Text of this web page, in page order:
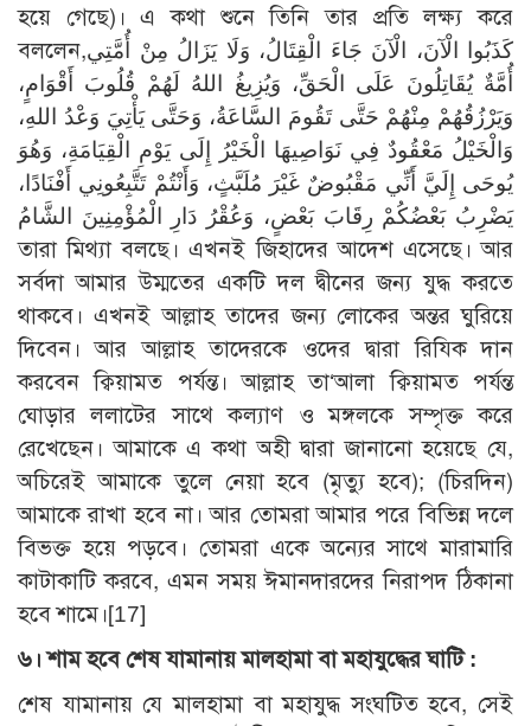
হয়ে গেছে)। এ কথা শুনে তিনি তার প্রতি লক্ষ্য করে
বললেন,كَذَبُوا الْآنَ، الْآنَ جَاءَ الْقِتَالُ، وَلَا يَزَالُ مِنْ أُمَّتِي
أُمَّةٌ يُقَاتِلُونَ عَلَى الْحَقِّ، وَيُزِيغُ اللهُ لَهُمْ قُلُوبَ أَقْوَامٍ،
وَيَرْزُقُهُمْ مِنْهُمْ حَتَّى تَقُومَ السَّاعَةُ، وَحَتَّى يَأْتِيَ وَعْدُ اللهِ،
وَالْخَيْلُ مَعْقُودٌ فِي نَوَاصِيهَا الْخَيْرُ إِلَى يَوْمِ الْقِيَامَةِ، وَهُوَ
يُوحَى إِلَيَّ أَنِّي مَقْبُوضٌ غَيْرَ مُلَبَّثٍ، وَأَنْتُمْ تَتَّبِعُونِي أَفْنَادًا،
يَضْرِبُ بَعْضُكُمْ رِقَابَ بَعْضٍ، وَعُقْرُ دَارِ الْمُؤْمِنِينَ الشَّامُ
তারা মিথ্যা বলছে। এখনই জিহাদের আদেশ এসেছে। আর
সর্বদা আমার উম্মতের একটি দল দ্বীনের জন্য যুদ্ধ করতে
থাকবে। এখনই আল্লাহ তাদের জন্য লোকের অন্তর ঘুরিয়ে
দিবেন। আর আল্লাহ তাদেরকে ওদের দ্বারা রিযিক দান
করবেন ক্বিয়ামত পর্যন্ত। আল্লাহ তা‘আলা ক্বিয়ামত পর্যন্ত
ঘোড়ার ললাটের সাথে কল্যাণ ও মঙ্গলকে সম্পৃক্ত করে
রেখেছেন। আমাকে এ কথা অহী দ্বারা জানানো হয়েছে যে,
অচিরেই আমাকে তুলে নেয়া হবে (মৃত্যু হবে); (চিরদিন)
আমাকে রাখা হবে না। আর তোমরা আমার পরে বিভিন্ন দলে
বিভক্ত হয়ে পড়বে। তোমরা একে অন্যের সাথে মারামারি
কাটাকাটি করবে, এমন সময় ঈমানদারদের নিরাপদ ঠিকানা
হবে শামে।[17]
৬ ।শাম হবে শেষ যামানায় মালহামা বা মহাযুদ্ধের ঘাটি :
শেষ যামানায় যে মালহামা বা মহাযুদ্ধ সংঘটিত হবে, সেই